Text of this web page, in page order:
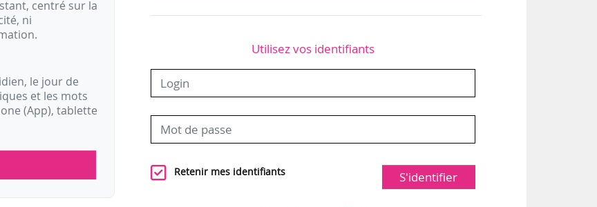
centré sur la
ni
le jour de
et les mots
(App), tablette
Utilisez vos identifiants
Retenir mes identifiants S'identifier